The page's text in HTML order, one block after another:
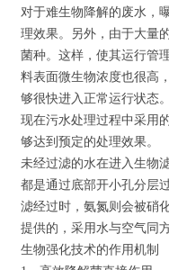
对于难生物降解的废水，
理效果。另外，由于大量
菌种。这样，使其运行管
料表面微生物浓度也很高
够很快进入正常运行状态
现在污水处理过程中采用
够达到预定的处理效果。
未经过滤的水在进入生物
都是通过底部开小孔分层
滤经过时，氨氮则会被硝
提供的，采用水与空气同
生物强化技术的作用机制